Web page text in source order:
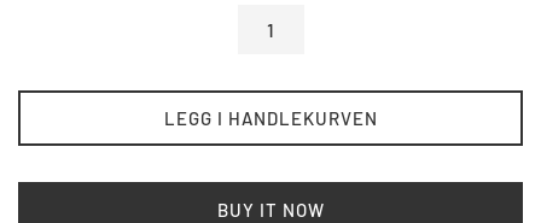
LEGG I HANDLEKURVEN
BUY IT NOW